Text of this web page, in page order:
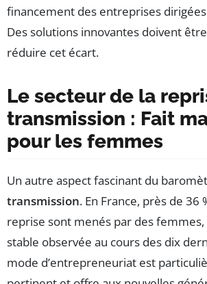
financement des entreprises
Des solutions innovantes doivent
réduire cet écart.
Le secteur de la
transmission : Fait
pour les femmes
Un autre aspect fascinant du
transmission. En France, près de 36
reprise sont menés par des
stable observée au cours des dix
mode d’entrepreneuriat est